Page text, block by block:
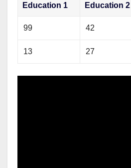
Education 1 Education 2
99 42
13 27